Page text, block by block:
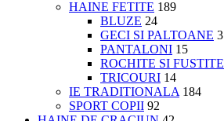
HAINE FETITE 189
BLUZE 24
GECI SI PALTOANE 3
PANTALONI 15
ROCHITE SI FUSTITE
TRICOURI 14
IE TRADITIONALA 184
SPORT COPII 92